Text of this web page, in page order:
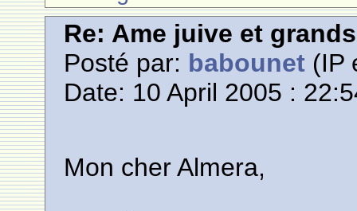
Re: Ame juive et
Posté par: babounet (IP
Date: 10 April 2005 :
Mon cher Almera,